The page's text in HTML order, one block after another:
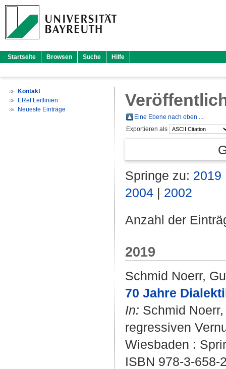
Startseite Browsen Suche Hilfe
Kontakt
ERef Leitlinien
Neueste Einträge
Eine Ebene nach oben ...
Exportieren als
Springe zu: 2019
2004 | 2002
Anzahl der
2019
Schmid Noerr,
70 Jahre
In: Schmid
regressiven
Wiesbaden :
ISBN 978-3-658-